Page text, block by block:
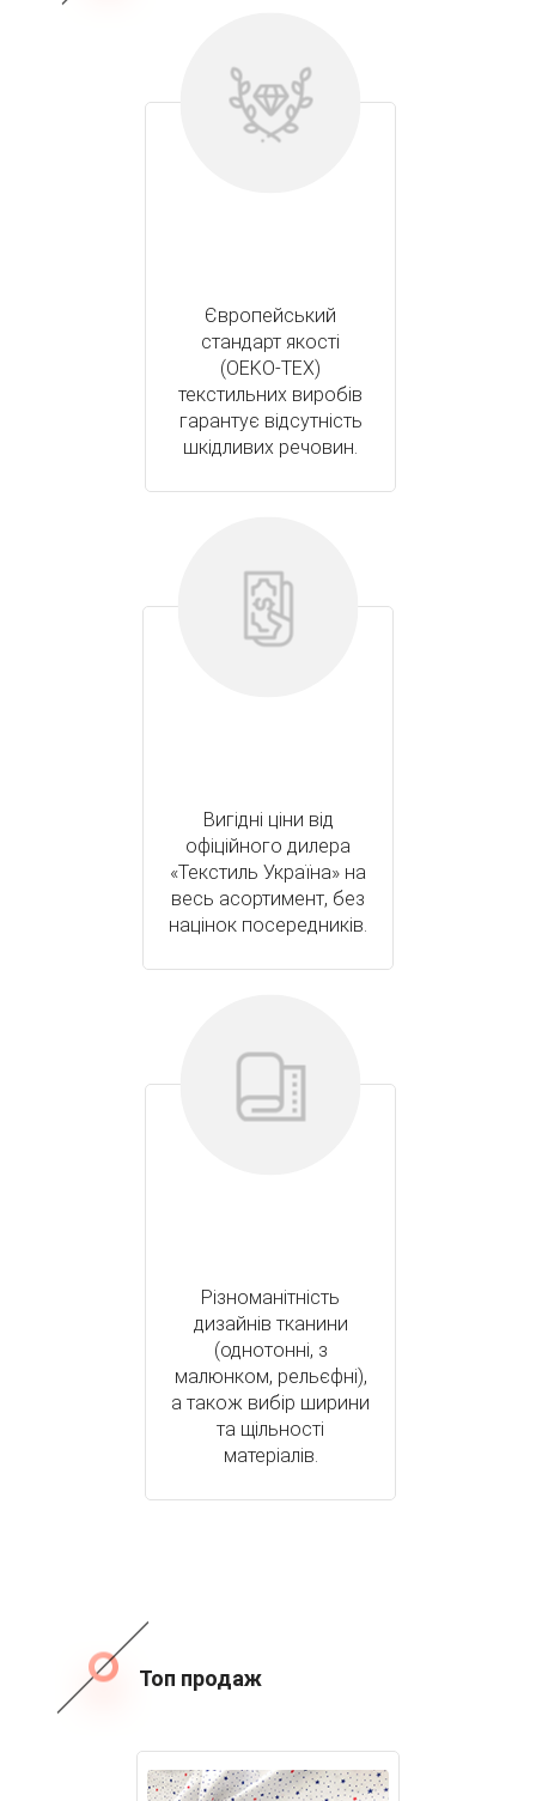
Європейський
стандарт якості
(OEKO-TEX)
текстильних виробів
гарантує відсутність
шкідливих речовин.
Вигідні ціни від
офіційного дилера
«Текстиль Україна» на
весь асортимент, без
націнок посередників.
Різноманітність
дизайнів тканини
(однотонні, з
малюнком, рельєфні),
а також вибір ширини
та щільності
матеріалів.
Топ продаж